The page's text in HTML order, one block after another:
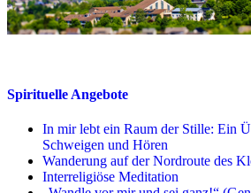
Spirituelle Angebote
In mir lebt ein Raum der Stille: Ein
Schweigen und Hören
Wanderung auf der Nordroute des
Interreligiöse Meditation